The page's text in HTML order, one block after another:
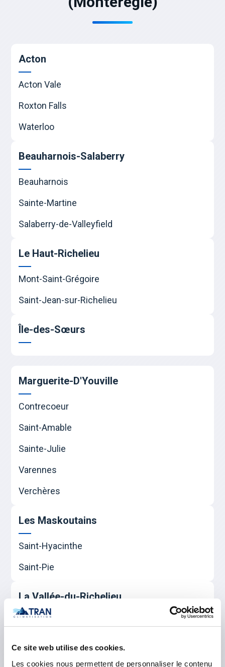
Ce site web utilise des cookies.
Les cookies nous permettent de personnaliser le contenu
Acton
Acton Vale
Roxton Falls
Waterloo
Beauharnois-Salaberry
Beauharnois
Sainte-Martine
Salaberry-de-Valleyfield
Le Haut-Richelieu
Mont-Saint-Grégoire
Saint-Jean-sur-Richelieu
Île-des-Sœurs
Marguerite-D'Youville
Contrecoeur
Saint-Amable
Sainte-Julie
Varennes
Verchères
Les Maskoutains
Saint-Hyacinthe
Saint-Pie
La Vallée-du-Richelieu
Carignan
Chambly